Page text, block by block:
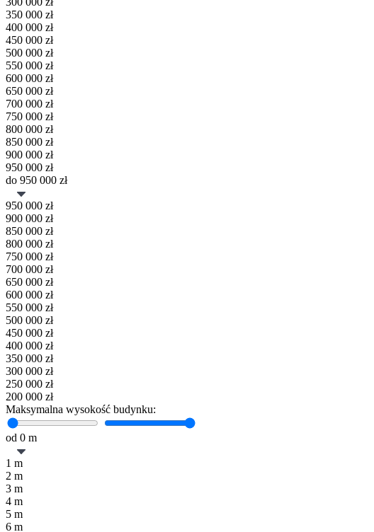
350 000 zł
400 000 zł
450 000 zł
500 000 zł
550 000 zł
600 000 zł
650 000 zł
700 000 zł
750 000 zł
800 000 zł
850 000 zł
900 000 zł
950 000 zł
do 950 000 zł
950 000 zł
900 000 zł
850 000 zł
800 000 zł
750 000 zł
700 000 zł
650 000 zł
600 000 zł
550 000 zł
500 000 zł
450 000 zł
400 000 zł
350 000 zł
300 000 zł
250 000 zł
200 000 zł
Maksymalna wysokość budynku:
od 0 m
1 m
2 m
3 m
4 m
5 m
6 m